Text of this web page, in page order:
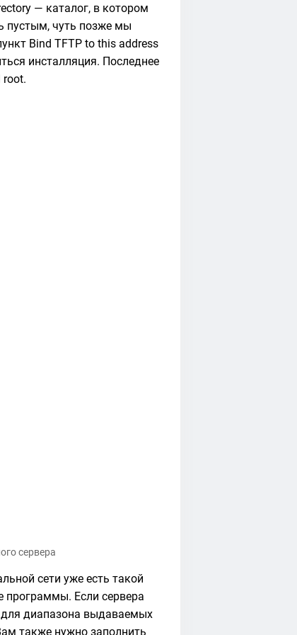
— каталог, в котором
пустым, чуть позже мы
Bind TFTP to this address
инсталляция. Последнее
root.
сервера
сети уже есть такой
программы. Если сервера
для диапазона выдаваемых
также нужно заполнить